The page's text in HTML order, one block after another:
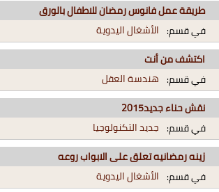
طريقة عمل فانوس رمضان للاطفال بالورق
في قسم: الأشغال اليدوية
اكتشف من أنت
في قسم: هندسة العقل
نقش حناء جديد2015
في قسم: جديد التكنولوجيا
زينه رمضانيه تعلق على الابواب روعه
في قسم: الأشغال اليدوية